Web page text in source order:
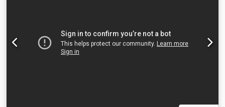
inspeccionarse bajo tensión en cualquier momento.